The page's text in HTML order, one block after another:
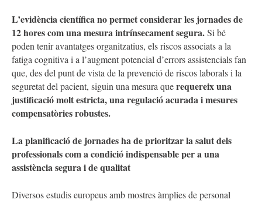
L’evidència científica no permet considerar les jornades de
12 hores com una mesura intrínsecament segura.Si bé
poden tenir avantatges organitzatius, els riscos associats a la
fatiga cognitiva i a l’augment potencial d’errors assistencials fan
que, des del punt de vista de la prevenció de riscos laborals i la
seguretat del pacient, siguin una mesura querequereix una
justificació molt estricta, una regulació acurada i mesures
compensatòries robustes.
La planificació de jornades ha de prioritzar la salut dels
professionals com a condició indispensable per a una
assistència segura i de qualitat
Diversos estudis europeus amb mostres àmplies de personal